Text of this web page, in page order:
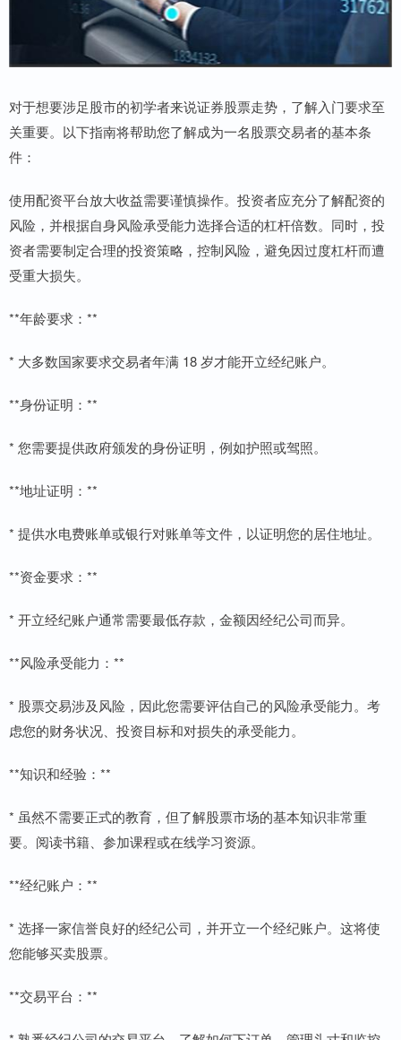
对于想要涉足股市的初学者来说证券股票走势，了解入门要求至
关重要。以下指南将帮助您了解成为一名股票交易者的基本条
件：
使用配资平台放大收益需要谨慎操作。投资者应充分了解配资的
风险，并根据自身风险承受能力选择合适的杠杆倍数。同时，投
资者需要制定合理的投资策略，控制风险，避免因过度杠杆而遭
受重大损失。
**年龄要求：**
* 大多数国家要求交易者年满 18 岁才能开立经纪账户。
**身份证明：**
* 您需要提供政府颁发的身份证明，例如护照或驾照。
**地址证明：**
* 提供水电费账单或银行对账单等文件，以证明您的居住地址。
**资金要求：**
* 开立经纪账户通常需要最低存款，金额因经纪公司而异。
**风险承受能力：**
* 股票交易涉及风险，因此您需要评估自己的风险承受能力。考
虑您的财务状况、投资目标和对损失的承受能力。
**知识和经验：**
* 虽然不需要正式的教育，但了解股票市场的基本知识非常重
要。阅读书籍、参加课程或在线学习资源。
**经纪账户：**
* 选择一家信誉良好的经纪公司，并开立一个经纪账户。这将使
您能够买卖股票。
**交易平台：**